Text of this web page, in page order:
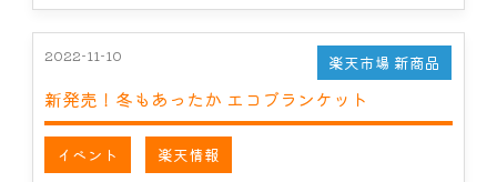
2022-11-10
新発売！冬もあったか エコブランケット
楽天市場 新商品
イベント 楽天情報